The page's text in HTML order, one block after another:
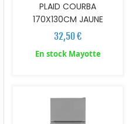
PLAID COURBA
170X130CM JAUNE
32,50 €
En stock Mayotte